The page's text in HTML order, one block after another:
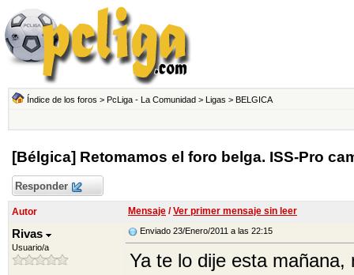
Índice de los foros > PcLiga - La Comunidad > Ligas > BELGICA
[Bélgica] Retomamos el foro belga. ISS-Pro
Responder
Autor Mensaje /Ver primer mensaje sin leer
Rivas
Usuario/a
Enviado 23/Enero/2011 a las 22:15
Ya te lo dije esta